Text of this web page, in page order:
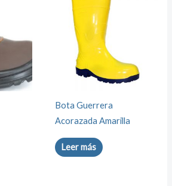
Bota Guerrera
Acorazada Amarilla
Leer más